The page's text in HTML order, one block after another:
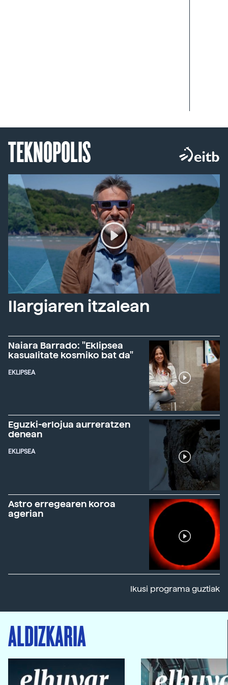
TEKNOPOLIS
Ilargiaren itzalean
Naiara Barrado: "Eklipsea
kasualitate kosmiko bat da"
EKLIPSEA
Eguzki-erlojua aurreratzen
denean
EKLIPSEA
Astro erregearen koroa
agerian
Ikusi programa guztiak
ALDIZKARIA